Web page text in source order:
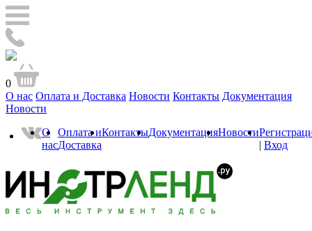
0
О нас Оплата и Доставка Новости Контакты Документация
Новости
О
нас
Оплата и
Доставка
КонтактыДокументацияНовости
| Вход